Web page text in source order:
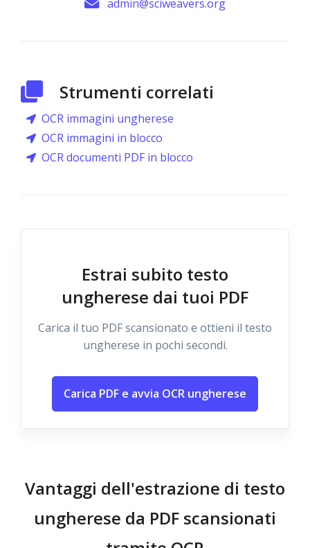
admin@sciweavers.org
Strumenti correlati
OCR immagini ungherese
OCR immagini in blocco
OCR documenti PDF in blocco
Estrai subito testo
ungherese dai tuoi PDF
Carica il tuo PDF scansionato e ottieni il testo
ungherese in pochi secondi.
Carica PDF e avvia OCR ungherese
Vantaggi dell'estrazione di testo
ungherese da PDF scansionati